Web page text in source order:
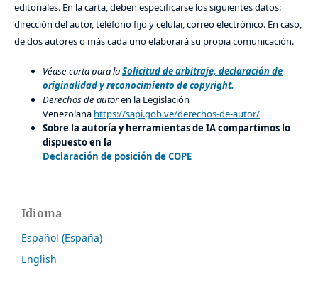
editoriales. En la carta, deben especificarse los siguientes datos:
dirección del autor, teléfono fijo y celular, correo electrónico. En caso,
de dos autores o más cada uno elaborará su propia comunicación.
Véase carta para laSolicitud de arbitraje, declaración de
originalidad y reconocimiento de copyright.
Derechos de autoren la Legislación
Venezolana https://sapi.gob.ve/derechos-de-autor/
Sobre la autoría y herramientas de IA compartimos lo
dispuesto en la
Declaración de posición de COPE
Idioma
Español (España)
English